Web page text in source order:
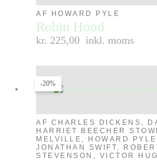
AF HOWARD PYLE
Robin Hood
kr. 225,00 inkl. moms
-20%
AF CHARLES DICKENS,
HARRIET BEECHER
MELVILLE, HOWARD
JONATHAN SWIFT,
STEVENSON, VICTOR